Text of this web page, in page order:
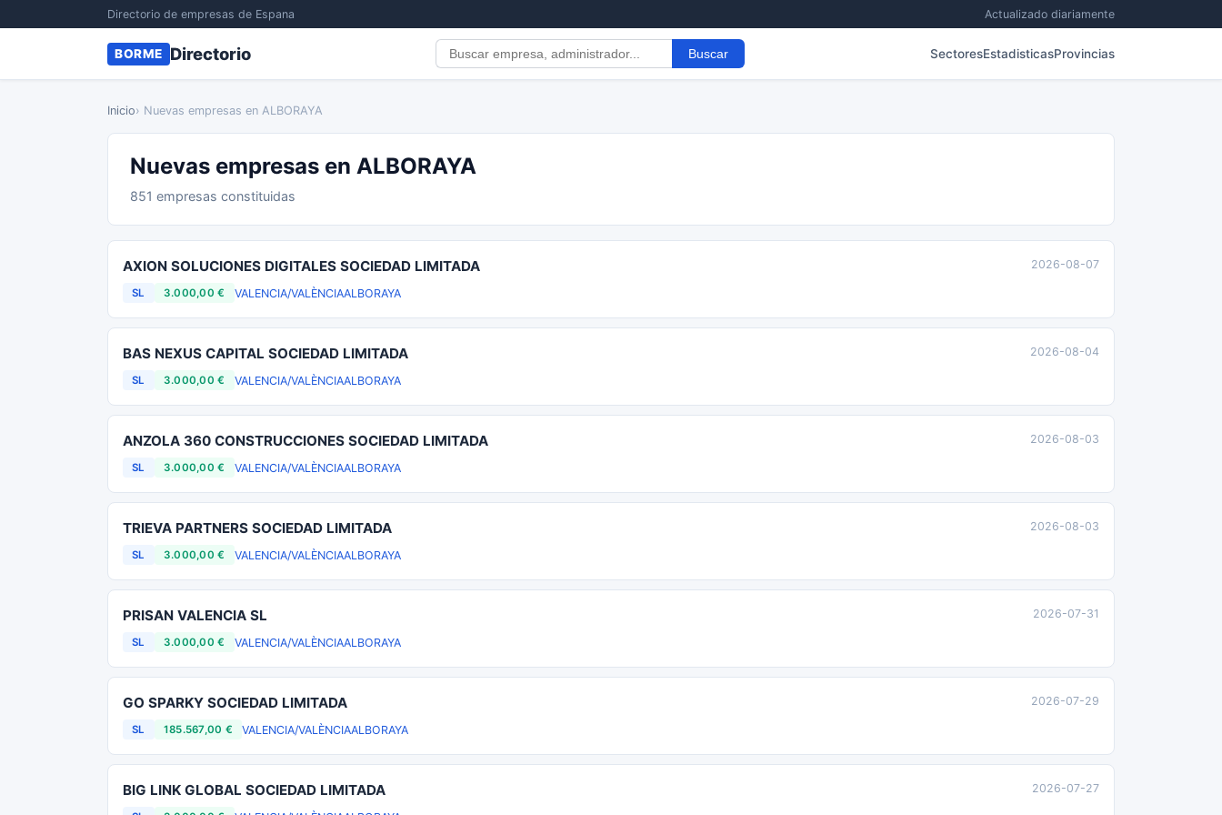
Directorio de empresas de Espana Actualizado diariamente
BORME Directorio Buscar SectoresEstadisticasProvincias
Inicio› Nuevas empresas en ALBORAYA
Nuevas empresas en ALBORAYA
851 empresas constituidas
AXION SOLUCIONES DIGITALES SOCIEDAD LIMITADA
SL 3.000,00 € VALENCIA/VALÈNCIAALBORAYA
2026-08-07
BAS NEXUS CAPITAL SOCIEDAD LIMITADA
SL 3.000,00 € VALENCIA/VALÈNCIAALBORAYA
2026-08-04
ANZOLA 360 CONSTRUCCIONES SOCIEDAD LIMITADA
SL 3.000,00 € VALENCIA/VALÈNCIAALBORAYA
2026-08-03
TRIEVA PARTNERS SOCIEDAD LIMITADA
SL 3.000,00 € VALENCIA/VALÈNCIAALBORAYA
2026-08-03
PRISAN VALENCIA SL
SL 3.000,00 € VALENCIA/VALÈNCIAALBORAYA
2026-07-31
GO SPARKY SOCIEDAD LIMITADA
SL 185.567,00 € VALENCIA/VALÈNCIAALBORAYA
2026-07-29
BIG LINK GLOBAL SOCIEDAD LIMITADA 2026-07-27